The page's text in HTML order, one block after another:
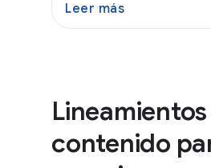
Leer más
contenido